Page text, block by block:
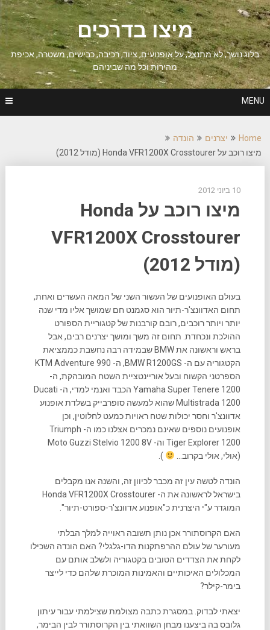
Skip
to
content
מיצו בדרכים
בלוג נושך, לא מתנצל, על אופנועים, ציוד, רכיבה, כבישים, משטרה, אכיפת
מהירות וכל מה שביניהם
MENU
Home יצרנים
הונדה
מיצו רוכב על Honda VFR1200X Crosstourer (מודל 2012)
10 ביוני 2012
מיצו רוכב על Honda
VFR1200X Crosstourer
(מודל 2012)
בעולם האופנועים של העשור השני של המאה העשרים ואחת,
תחום האדוונצ'ר-תיור הוא סגמנט חם שמושך אליו מדי שנה
יותר ויותר רוכבים, רובם קורבנות של קטגוריית הספורט
ההולכת ונכחדת. תחום זה משך ומושך יצרנים רבים, אבל
בראש וראשונה את BMW שבמידה רבה נחשבת כממציאת
הקטגוריה עם ה- BMW R1200GS, ה- KTM Adventure 990
הספרטני הקשוח ובעל אוריינטציית השטח המובהקת, ה-
Yamaha Super Tenere 1200 הכבד ואנמי למדי, ה- Ducati
Multistrada 1200 שהוא למעשה סופרבייק בשלדת אופנוע
אדוונצ'ר וחסר יכולות שטח ראויות כמעט לחלוטין, וכן
אופנועים נוספים שאינם נמכרים אצלנו כמו ה- Triumph
Tiger Explorer 1200 וה- Moto Guzzi Stelvio 1200 8V
(אולי, אולי בקרוב…
).
הונדה לטשה עין זה מכבר לכיוון זה, והשנה אנו מקבלים
בישראל לראשונה את ה- Honda VFR1200X Crosstourer
המוגדר ע"י היצרנית כ"אופנוע אדוונצ'ר-ספורט-תיור".
האם הקרוסתורר אכן נותן תשובה ראוייה למלך הבלתי
מעורער של עולם ההרפתקנות הדו-גלגלי? האם הונדה השכילו
לקחת את הצדדים הטובים בקטגוריה ולשלב אותם עם
המכלולים האיכותיים והאמינות המוכרת שלהם כדי לייצר
בימר-קילר?
יצאתי לבדוק. במסגרת כתבה מצולמת שצילמתי עבור עיתון
גלובס בה ביצענו מבחן השוואתי בין הקרוסתורר לבין הבימר,